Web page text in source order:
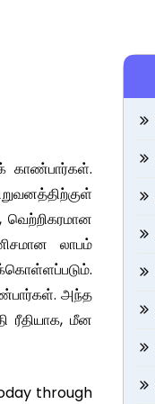
காண்பார்கள்.
லாபம்
அந்த
ரீதியாக, மீன
through